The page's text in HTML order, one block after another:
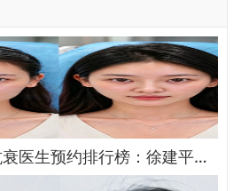
2026年郑州注射抗衰医生预约排行榜：徐建平、张歌、赵永华、张婉霞、王妍芝、唐喜、李娟、朱怡梦哪个好？